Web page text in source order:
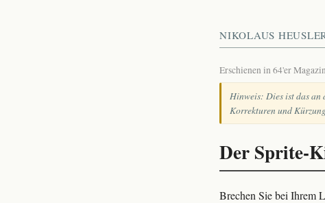
NIKOLAUS
Erschienen in 64'er
Hinweis: Dies ist das an
Korrekturen und
Der Sprite-
Brechen Sie bei Ihrem